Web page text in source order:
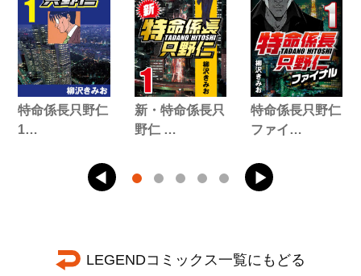
特命係長只野仁
1…
新・特命係長只
野仁 …
特命係長只野仁
ファイ…
LEGENDコミックス一覧にもどる